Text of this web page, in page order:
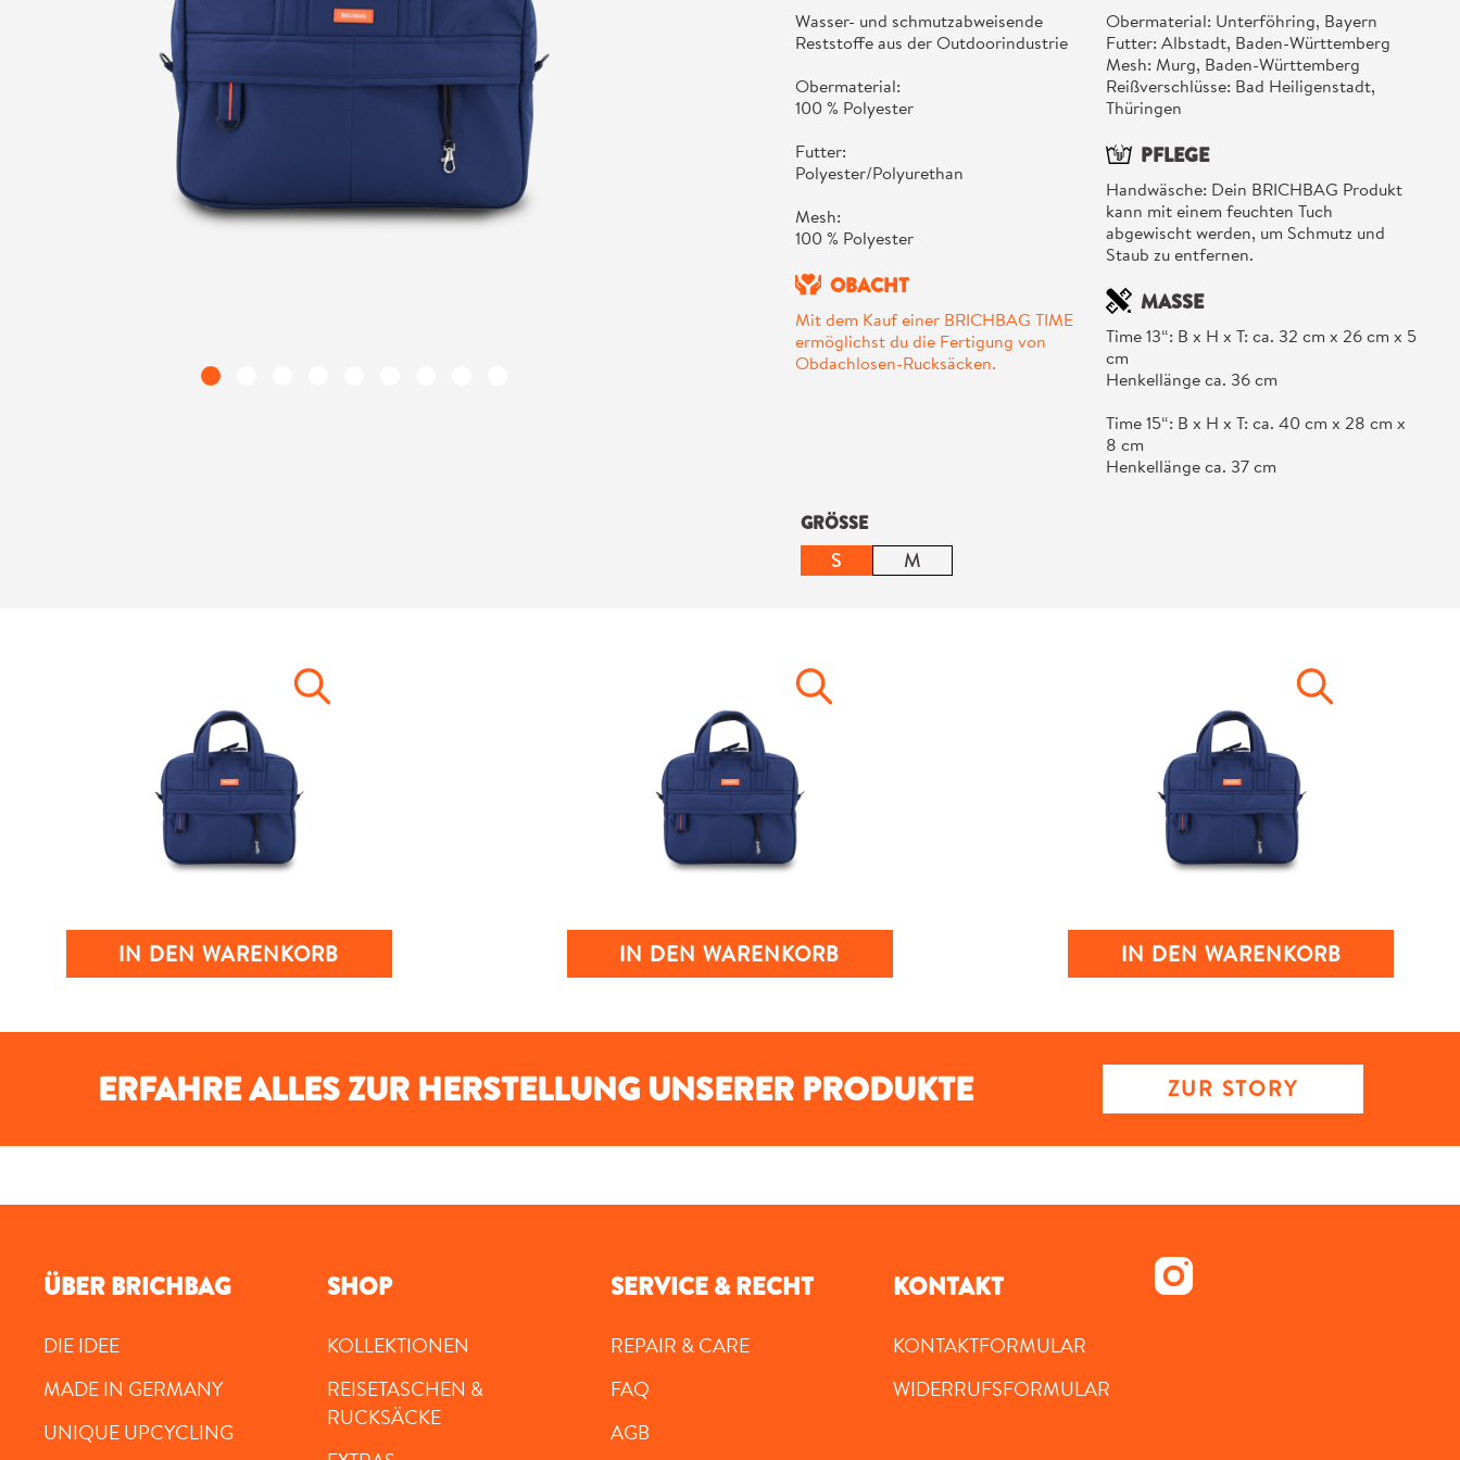
Wasser- und schmutzabweisende
Reststoffe aus der Outdoorindustrie
Obermaterial:
100 % Polyester
Futter:
Polyester/Polyurethan
Mesh:
100 % Polyester
OBACHT
Mit dem Kauf einer BRICHBAG TIME
ermöglichst du die Fertigung von
Obdachlosen-Rucksäcken.
Obermaterial: Unterföhring, Bayern
Futter: Albstadt, Baden-Württemberg
Mesh: Murg, Baden-Württemberg
Reißverschlüsse: Bad Heiligenstadt,
Thüringen
PFLEGE
Handwäsche: Dein BRICHBAG Produkt
kann mit einem feuchten Tuch
abgewischt werden, um Schmutz und
Staub zu entfernen.
MASSE
Time 13“: B x H x T: ca. 32 cm x 26 cm x 5
cm
Henkellänge ca. 36 cm
Time 15“: B x H x T: ca. 40 cm x 28 cm x
8 cm
Henkellänge ca. 37 cm
GRÖSSEauswählen
S M
IN DEN WARENKORB IN DEN WARENKORB IN DEN WARENKORB
ERFAHRE ALLES ZUR HERSTELLUNG UNSERER PRODUKTE ZUR STORY
ÜBER BRICHBAG
DIE IDEE
MADE IN GERMANY
UNIQUE UPCYCLING
SHOP
KOLLEKTIONEN
REISETASCHEN &
RUCKSÄCKE
SERVICE & RECHT
REPAIR & CARE
FAQ
AGB
KONTAKT
KONTAKTFORMULAR
WIDERRUFSFORMULAR